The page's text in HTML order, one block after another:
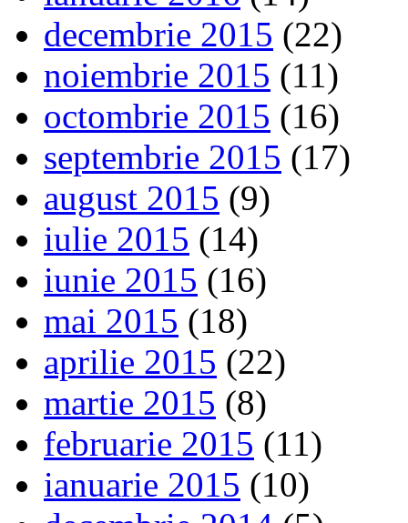
decembrie 2015 (22)
noiembrie 2015 (11)
octombrie 2015 (16)
septembrie 2015 (17)
august 2015 (9)
iulie 2015 (14)
iunie 2015 (16)
mai 2015 (18)
aprilie 2015 (22)
martie 2015 (8)
februarie 2015 (11)
ianuarie 2015 (10)